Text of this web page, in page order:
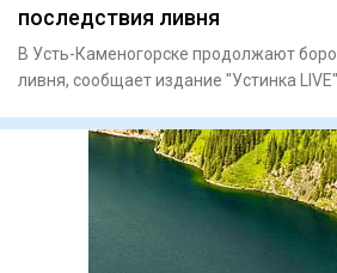
последствия ливня
В Усть-Каменогорске продолжают
ливня, сообщает издание "Устинка